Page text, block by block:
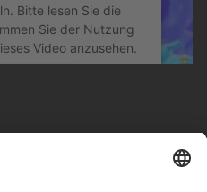
Bitte lesen Sie die
Sie der Nutzung
Video anzusehen.